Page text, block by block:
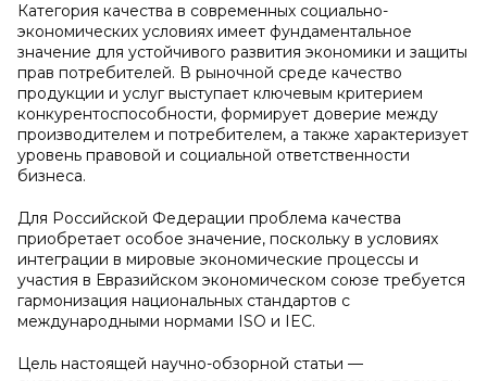
Категория качества в современных социально-
экономических условиях имеет фундаментальное
значение для устойчивого развития экономики и защиты
прав потребителей. В рыночной среде качество
продукции и услуг выступает ключевым критерием
конкурентоспособности, формирует доверие между
производителем и потребителем, а также характеризует
уровень правовой и социальной ответственности
бизнеса.
Для Российской Федерации проблема качества
приобретает особое значение, поскольку в условиях
интеграции в мировые экономические процессы и
участия в Евразийском экономическом союзе требуется
гармонизация национальных стандартов с
международными нормами ISO и IEC.
Цель настоящей научно-обзорной статьи —